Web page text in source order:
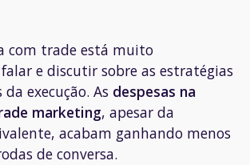
com trade está muito
e discutir sobre as estratégias
execução. As despesas na
marketing, apesar da
acabam ganhando menos
de conversa.